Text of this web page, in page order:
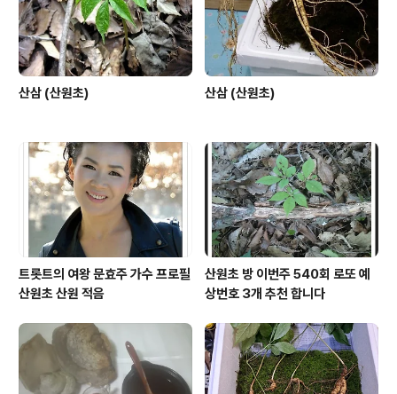
산삼 (산원초) 산삼 (산원초)
트롯트의 여왕 문효주 가수 프로필
산원초 산원 적음
산원초 방 이번주 540회 로또 예
상번호 3개 추천 합니다